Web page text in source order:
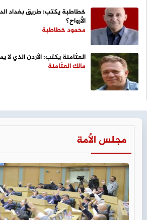
خطاطبة يكتب: طريق بغداد
الأرواح؟
محمود خطاطبة
العثامنة يكتب: الأردن الذي لا
مالك العثامنة
مجلس الأمة